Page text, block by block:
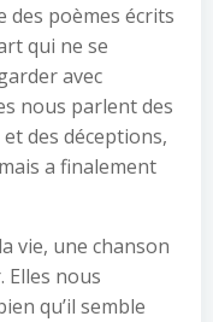
des poèmes écrits
qui ne se
avec
nous parlent des
des déceptions,
a finalement
vie, une chanson
Elles nous
qu’il semble